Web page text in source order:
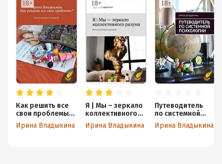
Как решить все
свои проблемы?
Основы метода Б.
Хеллингера
Ирина Владыкина
Я | Мы – зеркало
коллективного
разума. Метод
системной
Ирина Владыкина
Путеводитель
по системной
психологии
Ирина Владыкина